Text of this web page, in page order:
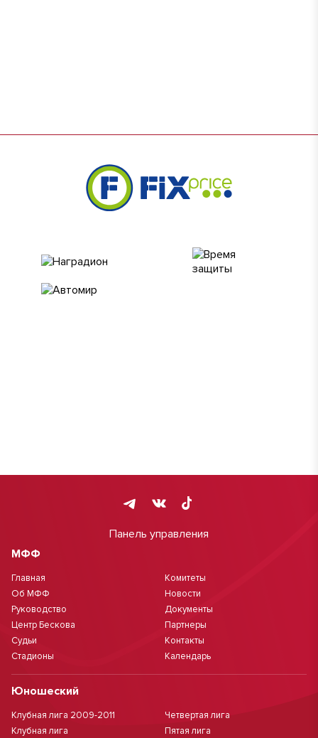
Панель управления
МФФ
Главная
Об МФФ
Руководство
Центр Бескова
Судьи
Стадионы
Комитеты
Новости
Документы
Партнеры
Контакты
Календарь
Юношеский
Клубная лига 2009-2011
Клубная лига
Четвертая лига
Пятая лига